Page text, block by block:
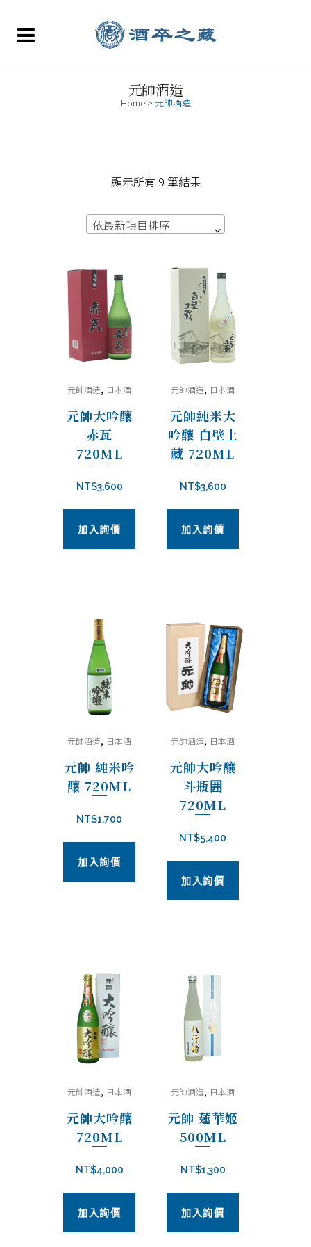
元帥酒造
Home> 元帥酒造
顯示所有 9 筆結果依
最
項
目
序
依最新項目排序
元帥酒造, 日本酒
元帥大吟釀
赤瓦
720ML
NT$3,600
加入詢價
元帥酒造, 日本酒
元帥純米大
吟釀 白壁土
藏 720ML
NT$3,600
加入詢價
元帥酒造, 日本酒
元帥 純米吟
釀 720ML
NT$1,700
加入詢價
元帥酒造, 日本酒
元帥大吟釀
斗瓶囲
720ML
NT$5,400
加入詢價
元帥酒造, 日本酒
元帥大吟釀
720ML
NT$4,000
加入詢價
元帥酒造, 日本酒
元帥 蓮華姬
500ML
NT$1,300
加入詢價